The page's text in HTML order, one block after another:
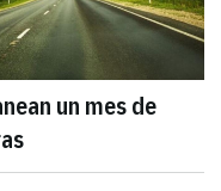
un mes de